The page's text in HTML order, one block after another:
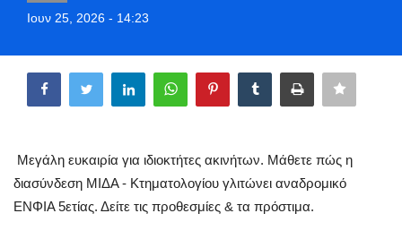
Arts & Culture
Ιουν 25, 2026 - 14:23
Μεγάλη ευκαιρία για ιδιοκτήτες ακινήτων. Μάθετε πώς η
διασύνδεση ΜΙΔΑ - Κτηματολογίου γλιτώνει αναδρομικό
ΕΝΦΙΑ 5ετίας. Δείτε τις προθεσμίες & τα πρόστιμα.